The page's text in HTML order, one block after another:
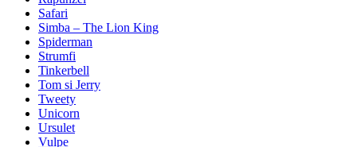
Safari
Simba – The Lion King
Spiderman
Strumfi
Tinkerbell
Tom si Jerry
Tweety
Unicorn
Ursulet
Vulpe